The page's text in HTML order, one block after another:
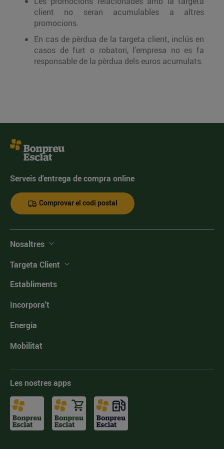
client no seran acumulables a altres
promocions.
En cas de pèrdua de la targeta client, inclús en
casos de furt o robatori, l'empresa no es fa
responsable de la pèrdua dels euros acumulats.
Serveis d'entrega de compra online
Comprovar el codi postal
Nosaltres
Targeta Client
Establiments
Incorpora't
Energia
Mobilitat
Les nostres apps